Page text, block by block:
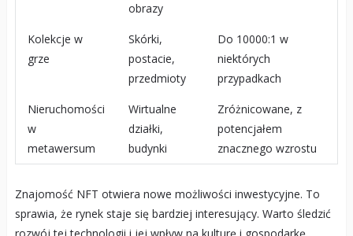
obrazy
Kolekcje w
grze
Skórki,
postacie,
przedmioty
Do 10000:1 w
niektórych
przypadkach
Nieruchomości
w
metawersum
Wirtualne
działki,
budynki
Zróżnicowane, z
potencjałem
znacznego wzrostu
Znajomość NFT otwiera nowe możliwości inwestycyjne. To
sprawia, że rynek staje się bardziej interesujący. Warto śledzić